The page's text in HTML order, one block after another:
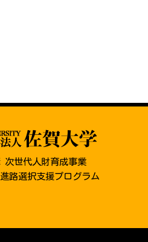
次世代人財育成事業
路選択支援プログラム